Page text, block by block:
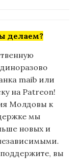
делаем?
maib или
на Patreon!
Молдовы к
мы
новых и
вы